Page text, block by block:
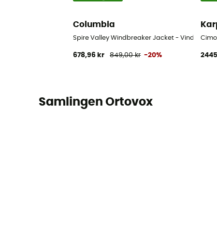
Columbia
Spire Valley Windbreaker Jacket - Vindjacka
678,96 kr 849,00 kr -20%
Samlingen Ortovox